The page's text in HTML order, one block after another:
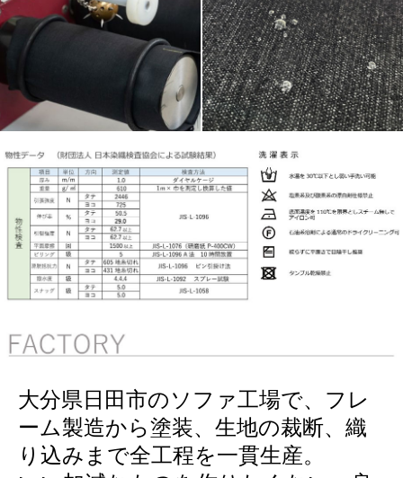
大分県日田市のソファ工場で、フレ
ーム製造から塗装、生地の裁断、織
り込みまで全工程を一貫生産。